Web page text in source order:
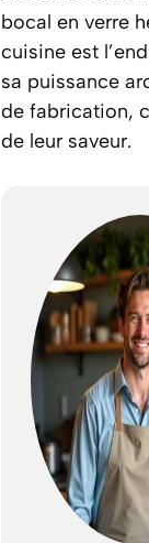
bocal en verre
cuisine est
sa puissance
de fabrication,
de leur saveur.